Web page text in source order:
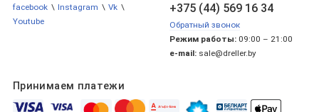
+375 (44) 569 16 34
Обратный звонок
Режим работы: 09:00 – 21:00
e-mail: sale@dreller.by
facebook \ Instagram \ Vk \
Youtube
Принимаем платежи